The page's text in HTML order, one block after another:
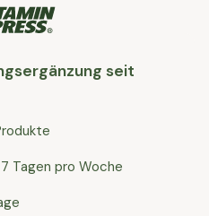
seit
Tagen pro Woche